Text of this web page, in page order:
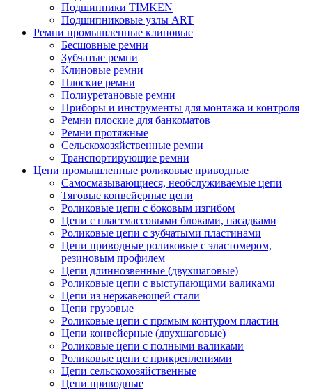
Подшипники TIMKEN
Подшипниковые узлы ART
Ремни промышленные клиновые
Бесшовные ремни
Зубчатые ремни
Клиновые ремни
Плоские ремни
Полиуретановые ремни
Приборы и инструменты для монтажа и контроля
Ремни плоские для банкоматов
Ремни протяжные
Сельскохозяйственные ремни
Транспортирующие ремни
Цепи промышленные роликовые приводные
Самосмазывающиеся, необслуживаемые цепи
Тяговые конвейерные цепи
Роликовые цепи с боковым изгибом
Цепи с пластмассовыми блоками, насадками
Роликовые цепи с зубчатыми пластинами
Цепи приводные роликовые с эластомером,
резиновым профилем
Цепи длиннозвенные (двухшаговые)
Роликовые цепи с выступающими валиками
Цепи из нержавеющей стали
Цепи грузовые
Роликовые цепи с прямым контуром пластин
Цепи конвейерные (двухшаговые)
Роликовые цепи с полными валиками
Роликовые цепи с прикреплениями
Цепи сельскохозяйственные
Цепи приводные